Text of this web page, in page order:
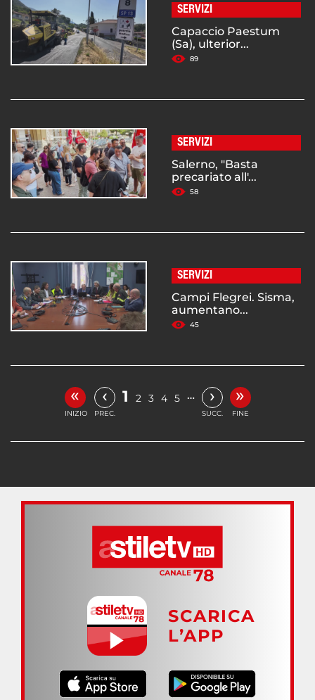
SERVIZI
Capaccio Paestum
(Sa), ulterior...
89
SERVIZI
Salerno, "Basta
precariato all'...
58
SERVIZI
Campi Flegrei. Sisma,
aumentano...
45
«
INIZIO
‹
PREC.
1 2 3 4 5 … ›
SUCC.
»
FINE
SCARICA
L’APP